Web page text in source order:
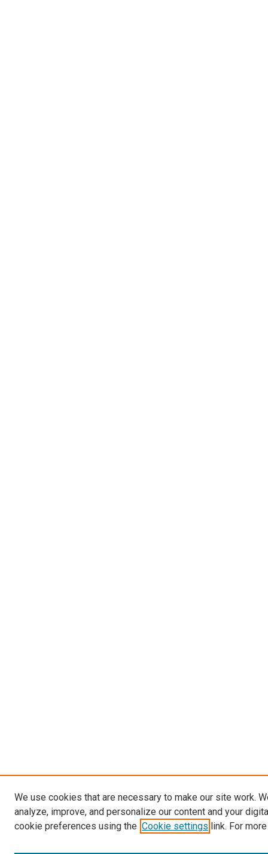
We use cookies that are necessary to make our site work.
analyze, improve, and personalize our content and your
cookie preferences using the Cookie settings link. For